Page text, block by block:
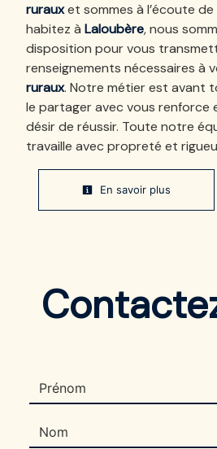
rurauxet sommes à l’écoute de
habitez à Laloubère, nous
disposition pour vous
renseignements nécessaires à
ruraux. Notre métier est avant
le partager avec vous renforce
désir de réussir. Toute notre
travaille avec propreté et
En savoir plus